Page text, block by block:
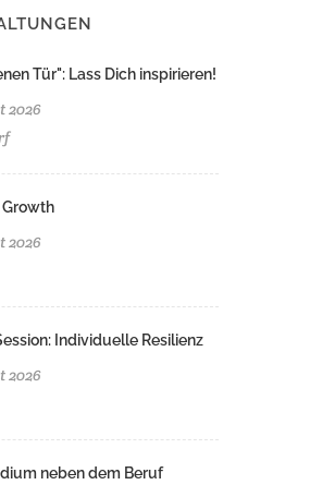
Tür": Lass Dich inspirieren!
2026
2026
Individuelle Resilienz
2026
neben dem Beruf